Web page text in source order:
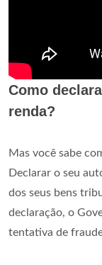
Como
renda?
Mas você sabe
Declarar o seu
dos seus bens
declaração, o
tentativa de